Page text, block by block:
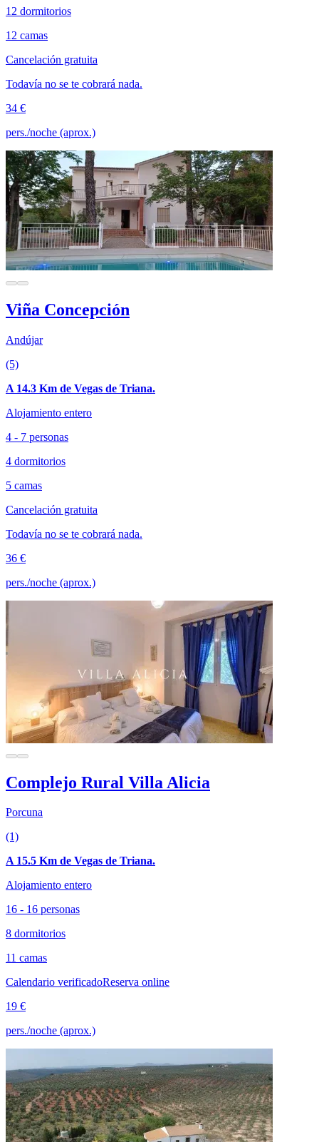
12 dormitorios
12 camas
Cancelación gratuita
Todavía no se te cobrará nada.
34 €
pers./noche (aprox.)
Viña Concepción
Andújar
(5)
A 14.3 Km de Vegas de Triana.
Alojamiento entero
4 - 7 personas
4 dormitorios
5 camas
Cancelación gratuita
Todavía no se te cobrará nada.
36 €
pers./noche (aprox.)
Complejo Rural Villa Alicia
Porcuna
(1)
A 15.5 Km de Vegas de Triana.
Alojamiento entero
16 - 16 personas
8 dormitorios
11 camas
Calendario verificadoReserva online
19 €
pers./noche (aprox.)